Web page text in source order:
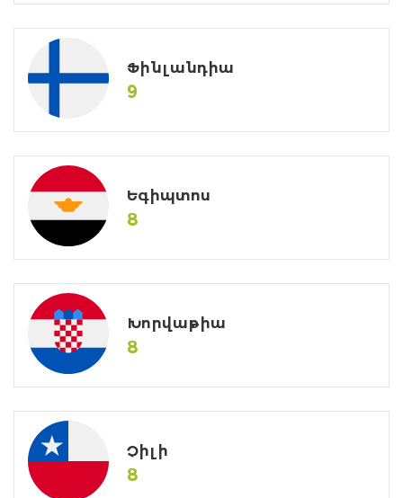
Ֆինլանդիա
9
Եգիպտոս
8
Խորվաթիա
8
Չիլի
8